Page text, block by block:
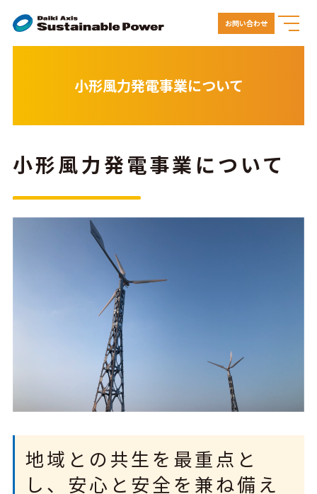
お問い合わせ
小形風力発電事業について
小形風力発電事業について
地域との共生を最重点と
し、安心と安全を兼ね備え